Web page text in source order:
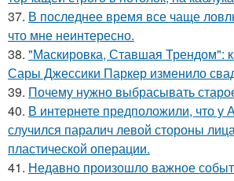
37. В последнее время все чаще
что мне неинтересно.
38. "Маскировка, Ставшая Трендом":
Сары Джессики Паркер изменило
39. Почему нужно выбрасывать
40. В интернете предположили, что
случился паралич левой стороны
пластической операции.
41. Недавно произошло важное